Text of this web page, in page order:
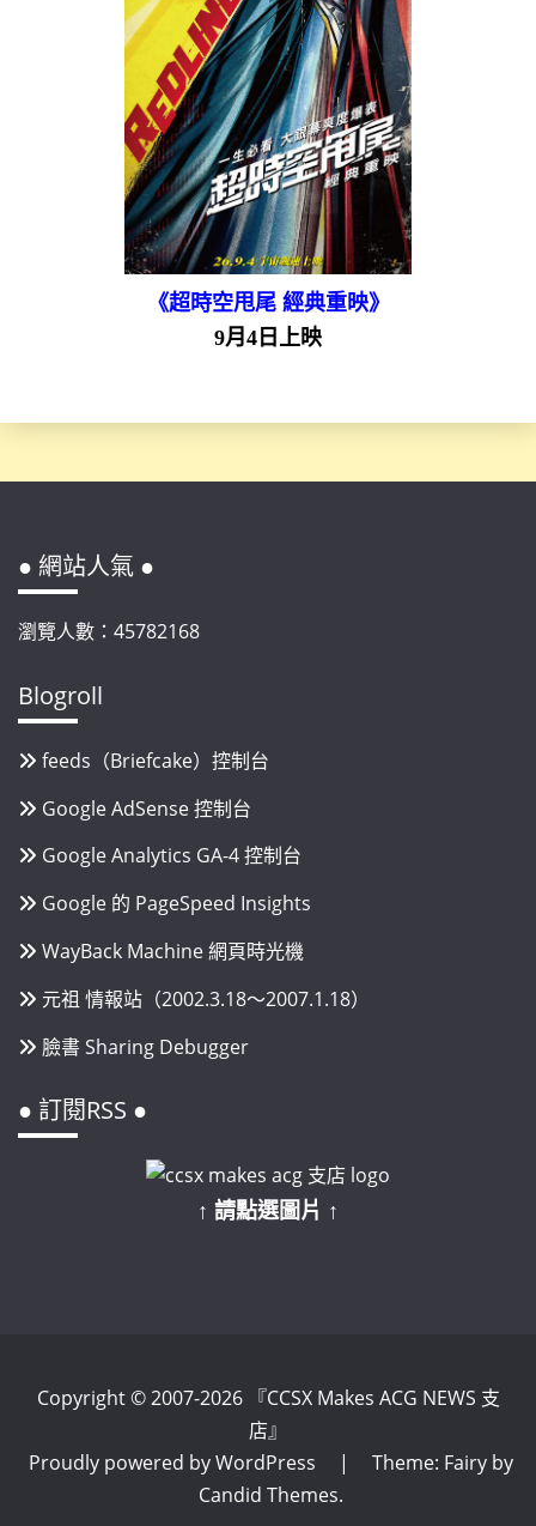
《超時空甩尾 經典重映》
9月4日上映
● 網站人氣 ●
瀏覽人數：45782168
Blogroll
feeds（Briefcake）控制台
Google AdSense 控制台
Google Analytics GA-4 控制台
Google 的 PageSpeed Insights
WayBack Machine 網頁時光機
元祖 情報站（2002.3.18～2007.1.18）
臉書 Sharing Debugger
● 訂閱RSS ●
↑ 請點選圖片 ↑
Copyright © 2007-2026 『CCSX Makes ACG NEWS 支
店』
Proudly powered by WordPress
|
Theme: Fairy by
Candid Themes.